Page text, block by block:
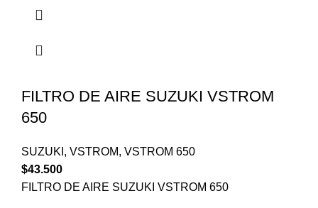
FILTRO DE AIRE SUZUKI VSTROM
650
SUZUKI , VSTROM, VSTROM 650
$43.500
FILTRO DE AIRE SUZUKI VSTROM 650